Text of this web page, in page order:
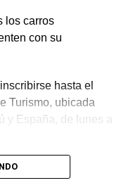
los carros
con su
hasta el
Turismo, ubicada
y España, de lunes a
se informarán